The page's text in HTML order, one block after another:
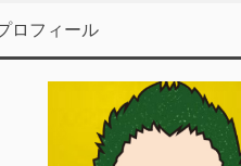
ロフィール